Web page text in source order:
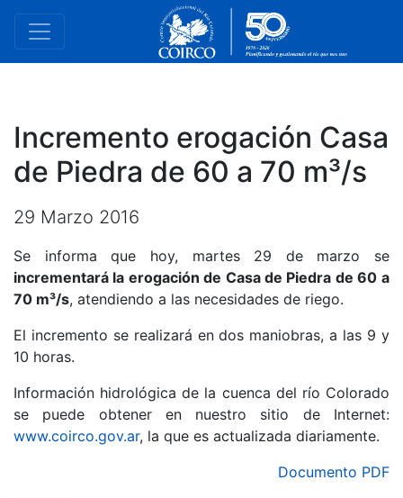
Incremento erogación Casa
de Piedra de 60 a 70 m³/s
29 Marzo 2016
Se informa que hoy, martes 29 de marzo se
incrementará la erogación de Casa de Piedra de 60 a
70 m³/s, atendiendo a las necesidades de riego.
El incremento se realizará en dos maniobras, a las 9 y
10 horas.
Información hidrológica de la cuenca del río Colorado
se puede obtener en nuestro sitio de Internet:
www.coirco.gov.ar, la que es actualizada diariamente.
Documento PDF